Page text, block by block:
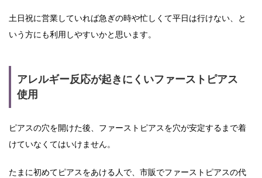
土日祝に営業していれば急ぎの時や忙しくて平日は行けない、と
いう方にも利用しやすいかと思います。
アレルギー反応が起きにくいファーストピアス
使用
ピアスの穴を開けた後、ファーストピアスを穴が安定するまで着
けていなくてはいけません。
たまに初めてピアスをあける人で、市販でファーストピアスの代